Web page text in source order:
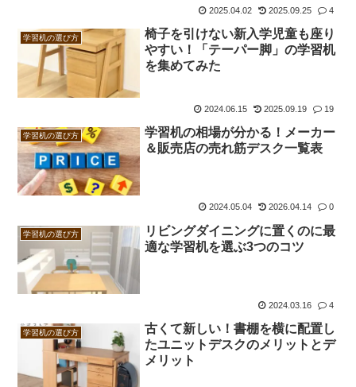
2025.04.02 2025.09.25 4
学習机の選び方
椅子を引けない新入学児童も座り
やすい！「テーパー脚」の学習机
を集めてみた
2024.06.15 2025.09.19 19
学習机の選び方
学習机の相場が分かる！メーカー
＆販売店の売れ筋デスク一覧表
2024.05.04 2026.04.14 0
学習机の選び方
リビングダイニングに置くのに最
適な学習机を選ぶ3つのコツ
2024.03.16 4
学習机の選び方
古くて新しい！書棚を横に配置し
たユニットデスクのメリットとデ
メリット